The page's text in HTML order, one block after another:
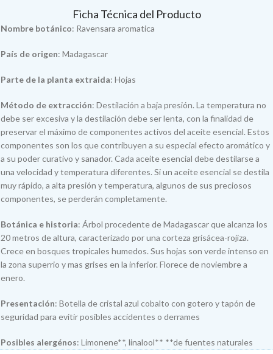
Ficha Técnica del Producto
Nombre botánico: Ravensara aromatica
País de origen: Madagascar
Parte de la planta extraida: Hojas
Método de extracción: Destilación a baja presión. La temperatura no
debe ser excesiva y la destilación debe ser lenta, con la finalidad de
preservar el máximo de componentes activos del aceite esencial. Estos
componentes son los que contribuyen a su especial efecto aromático y
a su poder curativo y sanador. Cada aceite esencial debe destilarse a
una velocidad y temperatura diferentes. Si un aceite esencial se destila
muy rápido, a alta presión y temperatura, algunos de sus preciosos
componentes, se perderán completamente.
Botánica e historia: Árbol procedente de Madagascar que alcanza los
20 metros de altura, caracterizado por una corteza grisácea-rojiza.
Crece en bosques tropicales humedos. Sus hojas son verde intenso en
la zona superrio y mas grises en la inferior. Florece de noviembre a
enero.
Presentación: Botella de cristal azul cobalto con gotero y tapón de
seguridad para evitir posibles accidentes o derrames
Posibles alergénos: Limonene**, linalool** **de fuentes naturales